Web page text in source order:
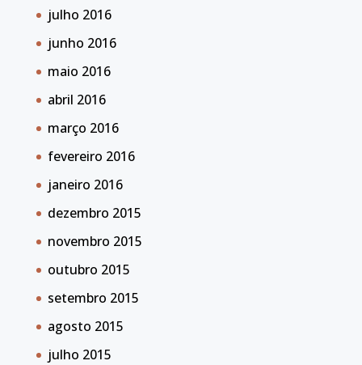
julho 2016
junho 2016
maio 2016
abril 2016
março 2016
fevereiro 2016
janeiro 2016
dezembro 2015
novembro 2015
outubro 2015
setembro 2015
agosto 2015
julho 2015